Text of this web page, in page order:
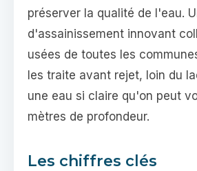
préserver la qualité de l'eau.
d'assainissement innovant
usées de toutes les
les traite avant rejet, loin du
une eau si claire qu'on peut
mètres de profondeur.
Les chiffres clés